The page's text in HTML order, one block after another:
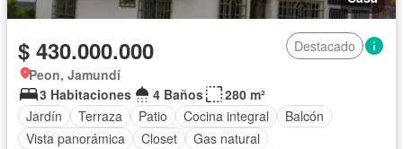
$ 430.000.000
Destacado
Peon, Jamundí
3 Habitaciones
4 Baños
280 m²
Jardín
Terraza Patio Cocina integral
Balcón
Vista panorámica
Closet Gas natural